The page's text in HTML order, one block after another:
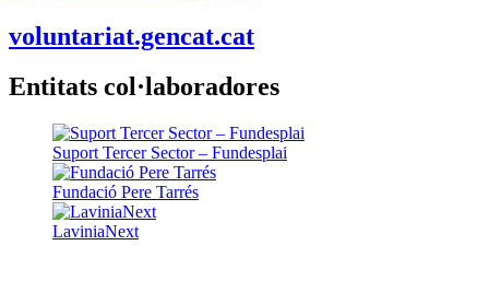
voluntariat.gencat.cat
Entitats col·laboradores
Suport Tercer Sector – Fundesplai
Fundació Pere Tarrés
LaviniaNext